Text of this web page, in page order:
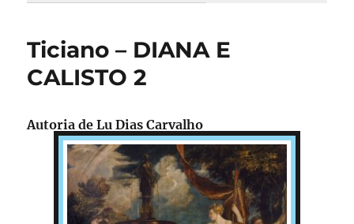
Ticiano – DIANA E
CALISTO 2
Autoria de Lu Dias Carvalho